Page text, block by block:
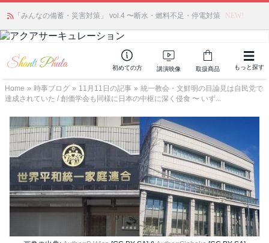
「みんなの備蓄・災害対策」 vol.4 〜断水・燃料不足・停電対策 NEW!
初めての方 講演映像 取扱商品 もっと探す
Home » 時事ブログ » 11月11日の記事 » 統一教会・文鮮明の目論見は自民党で
達成されていた / 創価学会も同様に日本の中枢に深く侵食 〜 いず...